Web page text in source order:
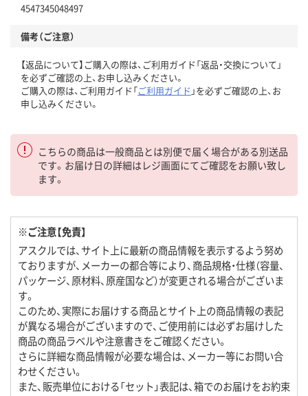
4547345048497
備考（ご注意）
【返品について】ご購入の際は、ご利用ガイド「返品・交換について」
を必ずご確認の上、お申し込みください。
ご購入の際は、ご利用ガイド「ご利用ガイド 」を必ずご確認の上、お
申し込みください。
こちらの商品は一般商品とは別便で届く場合がある別送品
です。お届け日の詳細はレジ画面にてご確認をお願い致し
ます。
※ご注意【免責】
アスクルでは、サイト上に最新の商品情報を表示するよう努め
ておりますが、メーカーの都合等により、商品規格・仕様（容量、
パッケージ、原材料、原産国など）が変更される場合がございま
す。
このため、実際にお届けする商品とサイト上の商品情報の表記
が異なる場合がございますので、ご使用前には必ずお届けした
商品の商品ラベルや注意書きをご確認ください。
さらに詳細な商品情報が必要な場合は、メーカー等にお問い合
わせください。
また、販売単位における「セット」表記は、箱でのお届けをお約束